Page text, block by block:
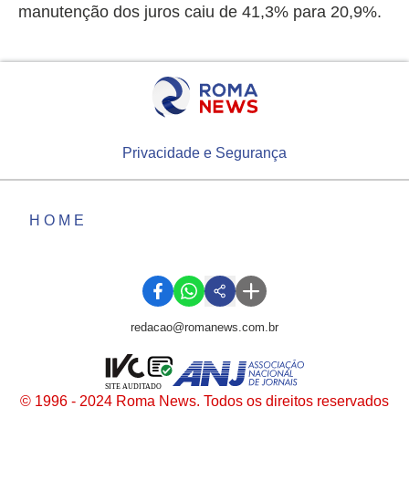
manutenção dos juros caiu de 41,3% para 20,9%.
Privacidade e Segurança
HOME
redacao@romanews.com.br
© 1996 - 2024 Roma News. Todos os direitos reservados
SITE AUDITADO